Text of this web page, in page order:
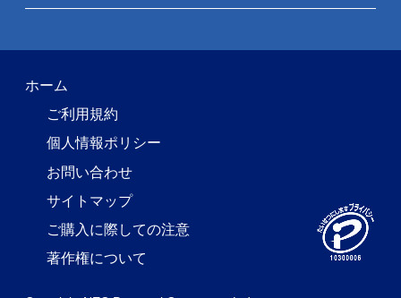
ホーム
ご利用規約
個人情報ポリシー
お問い合わせ
サイトマップ
ご購入に際しての注意
著作権について